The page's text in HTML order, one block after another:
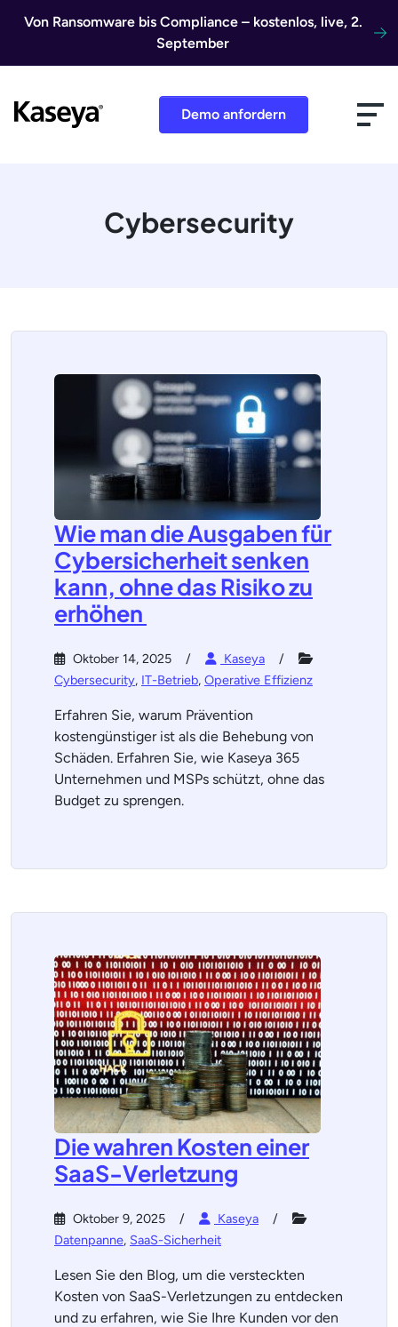
Von Ransomware bis Compliance – kostenlos, live, 2.
September
Demo anfordern
Cybersecurity
Wie man die Ausgaben für
Cybersicherheit senken
kann, ohne das Risiko zu
erhöhen
Oktober 14, 2025
Kaseya
Cybersecurity, IT-Betrieb, Operative Effizienz
Erfahren Sie, warum Prävention
kostengünstiger ist als die Behebung von
Schäden. Erfahren Sie, wie Kaseya 365
Unternehmen und MSPs schützt, ohne das
Budget zu sprengen.
Die wahren Kosten einer
SaaS-Verletzung
Oktober 9, 2025
Kaseya
Datenpanne, SaaS-Sicherheit
Lesen Sie den Blog, um die versteckten
Kosten von SaaS-Verletzungen zu entdecken
und zu erfahren, wie Sie Ihre Kunden vor den